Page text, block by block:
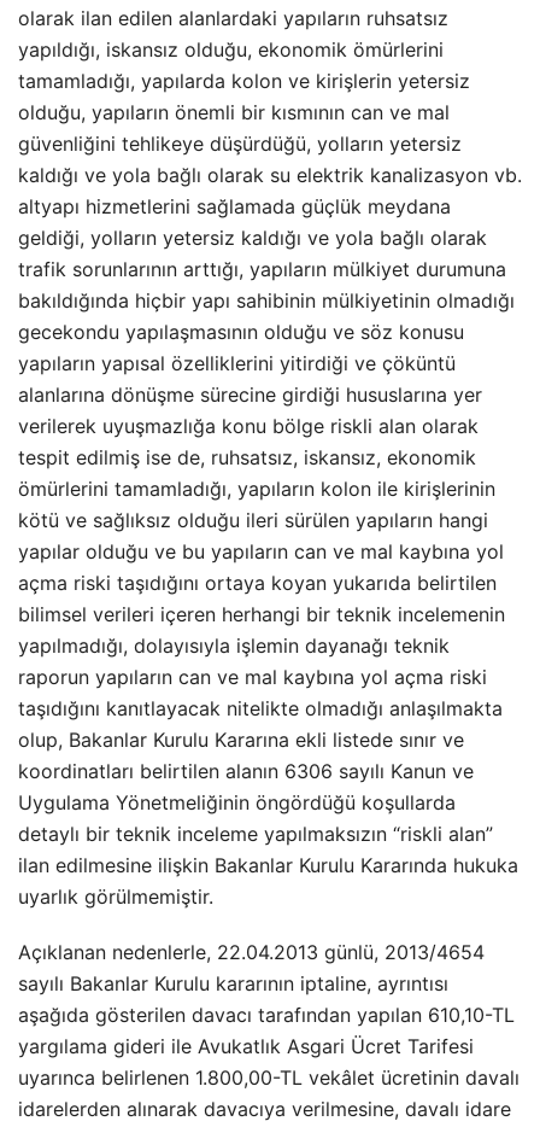
olarak ilan edilen alanlardaki yapıların ruhsatsız
yapıldığı, iskansız olduğu, ekonomik ömürlerini
tamamladığı, yapılarda kolon ve kirişlerin yetersiz
olduğu, yapıların önemli bir kısmının can ve mal
güvenliğini tehlikeye düşürdüğü, yolların yetersiz
kaldığı ve yola bağlı olarak su elektrik kanalizasyon vb.
altyapı hizmetlerini sağlamada güçlük meydana
geldiği, yolların yetersiz kaldığı ve yola bağlı olarak
trafik sorunlarının arttığı, yapıların mülkiyet durumuna
bakıldığında hiçbir yapı sahibinin mülkiyetinin olmadığı
gecekondu yapılaşmasının olduğu ve söz konusu
yapıların yapısal özelliklerini yitirdiği ve çöküntü
alanlarına dönüşme sürecine girdiği hususlarına yer
verilerek uyuşmazlığa konu bölge riskli alan olarak
tespit edilmiş ise de, ruhsatsız, iskansız, ekonomik
ömürlerini tamamladığı, yapıların kolon ile kirişlerinin
kötü ve sağlıksız olduğu ileri sürülen yapıların hangi
yapılar olduğu ve bu yapıların can ve mal kaybına yol
açma riski taşıdığını ortaya koyan yukarıda belirtilen
bilimsel verileri içeren herhangi bir teknik incelemenin
yapılmadığı, dolayısıyla işlemin dayanağı teknik
raporun yapıların can ve mal kaybına yol açma riski
taşıdığını kanıtlayacak nitelikte olmadığı anlaşılmakta
olup, Bakanlar Kurulu Kararına ekli listede sınır ve
koordinatları belirtilen alanın 6306 sayılı Kanun ve
Uygulama Yönetmeliğinin öngördüğü koşullarda
detaylı bir teknik inceleme yapılmaksızın “riskli alan”
ilan edilmesine ilişkin Bakanlar Kurulu Kararında hukuka
uyarlık görülmemiştir.
Açıklanan nedenlerle, 22.04.2013 günlü, 2013/4654
sayılı Bakanlar Kurulu kararının iptaline, ayrıntısı
aşağıda gösterilen davacı tarafından yapılan 610,10-TL
yargılama gideri ile Avukatlık Asgari Ücret Tarifesi
uyarınca belirlenen 1.800,00-TL vekâlet ücretinin davalı
idarelerden alınarak davacıya verilmesine, davalı idare